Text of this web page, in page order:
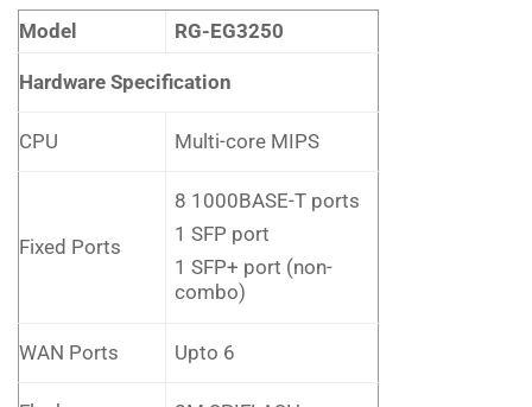
Model RG-EG3250
Hardware Specification
CPU Multi-core MIPS
Fixed Ports
8 1000BASE-T ports
1 SFP port
1 SFP+ port (non-
combo)
WAN Ports Upto 6